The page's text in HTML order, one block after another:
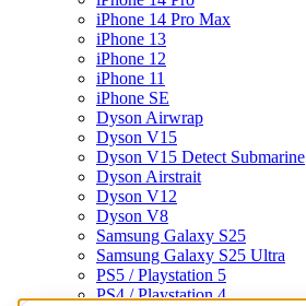
iPhone 14 Pro Max
iPhone 13
iPhone 12
iPhone 11
iPhone SE
Dyson Airwrap
Dyson V15
Dyson V15 Detect Submarine
Dyson Airstrait
Dyson V12
Dyson V8
Samsung Galaxy S25
Samsung Galaxy S25 Ultra
PS5 / Playstation 5
PS4 / Playstation 4